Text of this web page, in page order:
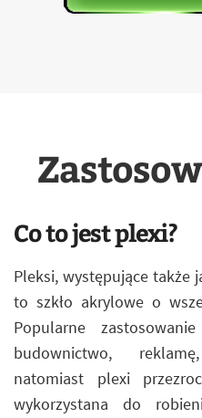
Co to jest plexi?
Pleksi, występujące także
to szkło akrylowe o
Popularne
budownictwo,
natomiast plexi
wykorzystana do